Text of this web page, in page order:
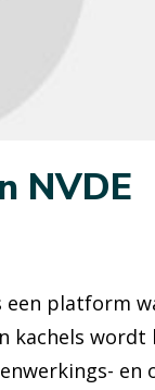
NVDE
een platform
wordt
en